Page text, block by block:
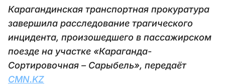
Карагандинская транспортная прокуратура
завершила расследование трагического
инцидента, произошедшего в пассажирском
поезде на участке «Караганда-
Сортировочная – Сарыбель», передаёт
CMN.KZ